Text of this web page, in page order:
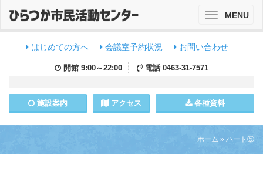
はじめての方へ 会議室予約状況 お問い合わせ
開館 9:00～22:00 電話 0463-31-7571
施設案内 アクセス 各種資料
ToggleMENU
ホーム » ハート⑤